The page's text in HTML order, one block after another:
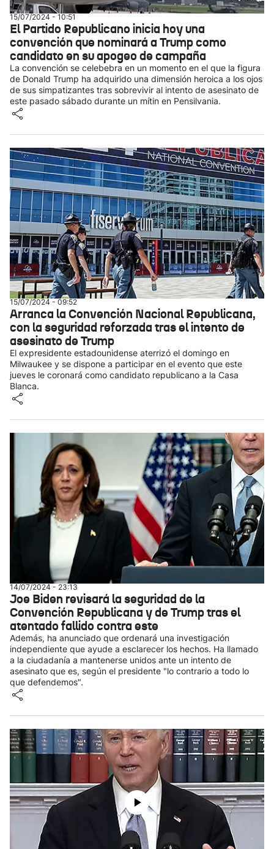
15/07/2024 - 10:51
El Partido Republicano inicia hoy una
convención que nominará a Trump como
candidato en su apogeo de campaña
La convención se celebebra en un momento en el que la figura
de Donald Trump ha adquirido una dimensión heroica a los ojos
de sus simpatizantes tras sobrevivir al intento de asesinato de
este pasado sábado durante un mítin en Pensilvania.
15/07/2024 - 09:52
Arranca la Convención Nacional Republicana,
con la seguridad reforzada tras el intento de
asesinato de Trump
El expresidente estadounidense aterrizó el domingo en
Milwaukee y se dispone a participar en el evento que este
jueves le coronará como candidato republicano a la Casa
Blanca.
14/07/2024 - 23:13
Joe Biden revisará la seguridad de la
Convención Republicana y de Trump tras el
atentado fallido contra este
Además, ha anunciado que ordenará una investigación
independiente que ayude a esclarecer los hechos. Ha llamado
a la ciudadanía a mantenerse unidos ante un intento de
asesinato que es, según el presidente "lo contrario a todo lo
que defendemos".